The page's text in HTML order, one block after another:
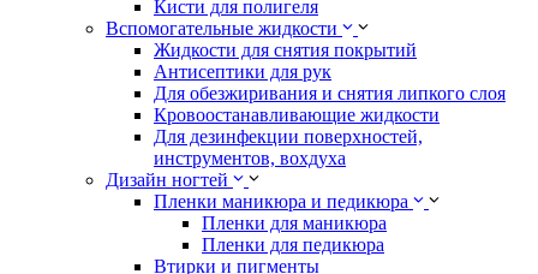
Кисти для полигеля
Вспомогательные жидкости
Жидкости для снятия покрытий
Антисептики для рук
Для обезжиривания и снятия липкого слоя
Кровоостанавливающие жидкости
Для дезинфекции поверхностей,
инструментов, вохдуха
Дизайн ногтей
Пленки маникюра и педикюра
Пленки для маникюра
Пленки для педикюра
Втирки и пигменты